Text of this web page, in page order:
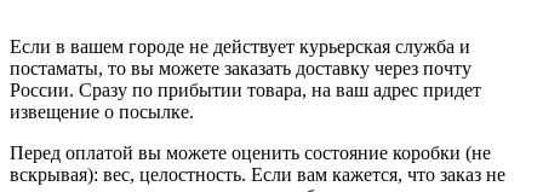
Если в вашем городе не действует курьерская служба и
постаматы, то вы можете заказать доставку через почту
России. Сразу по прибытии товара, на ваш адрес придет
извещение о посылке.
Перед оплатой вы можете оценить состояние коробки (не
вскрывая): вес, целостность. Если вам кажется, что заказ не